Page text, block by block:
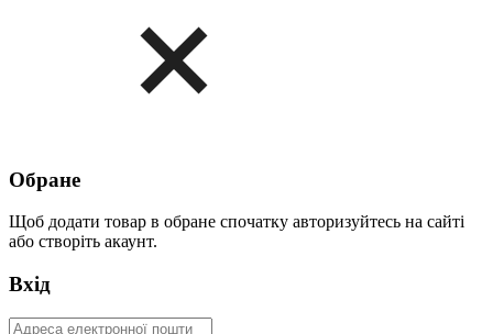
Обране
Щоб додати товар в обране спочатку авторизуйтесь на сайті
або створіть акаунт.
Вхід